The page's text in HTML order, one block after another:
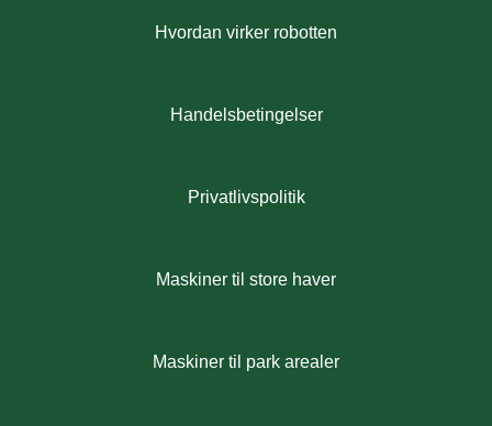
Hvordan virker robotten
Handelsbetingelser
Privatlivspolitik
Maskiner til store haver
Maskiner til park arealer